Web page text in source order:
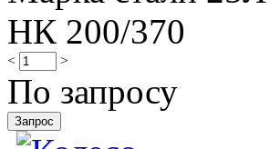
НК 200/370
< >
По запросу